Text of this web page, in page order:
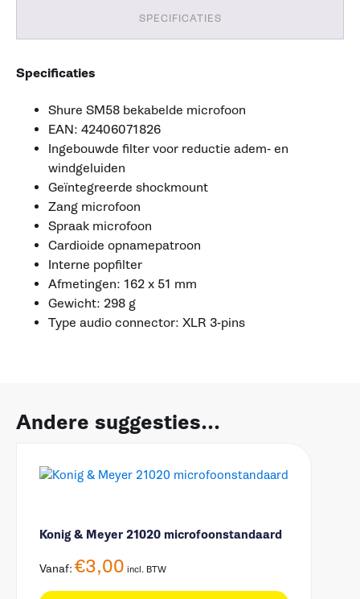
SPECIFICATIES
Specificaties
Shure SM58 bekabelde microfoon
EAN: 42406071826
Ingebouwde filter voor reductie adem- en
windgeluiden
Geïntegreerde shockmount
Zang microfoon
Spraak microfoon
Cardioide opnamepatroon
Interne popfilter
Afmetingen: 162 x 51 mm
Gewicht: 298 g
Type audio connector: XLR 3-pins
Andere suggesties...
Konig & Meyer 21020 microfoonstandaard
Vanaf: €3,00 incl. BTW